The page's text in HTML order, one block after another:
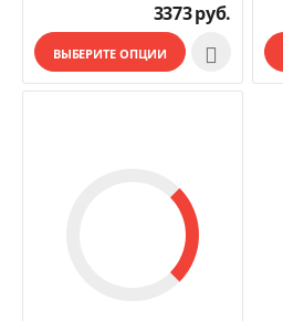
3373руб.
ВЫБЕРИТЕ ОПЦИИ 